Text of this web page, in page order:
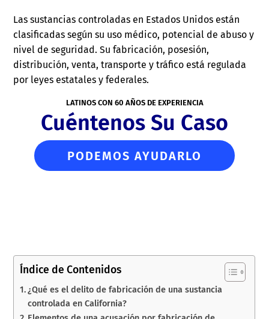
Las sustancias controladas en Estados Unidos están
clasificadas según su uso médico, potencial de abuso y
nivel de seguridad. Su fabricación, posesión,
distribución, venta, transporte y tráfico está regulada
por leyes estatales y federales.
LATINOS CON 60 AÑOS DE EXPERIENCIA
Cuéntenos Su Caso
PODEMOS AYUDARLO
Índice de Contenidos
¿Qué es el delito de fabricación de una sustancia
controlada en California?